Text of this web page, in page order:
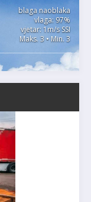
blaga naoblaka
vlaga: 97%
vjetar: 1m/s SSI
Maks. 3 • Min. 3